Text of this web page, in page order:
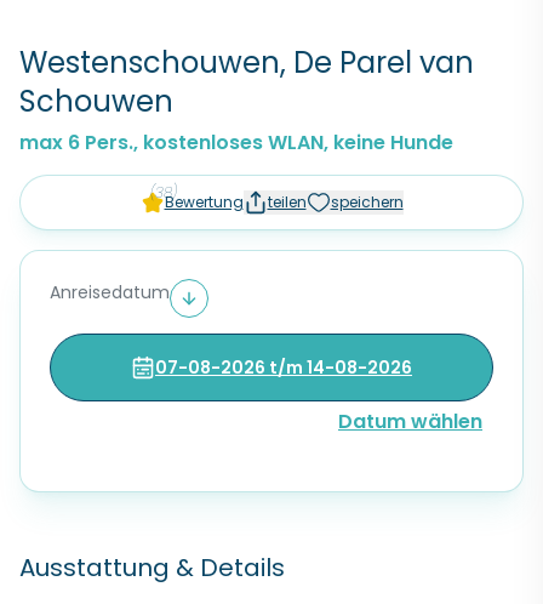
Westenschouwen, De Parel van
Schouwen
max 6 Pers., kostenloses WLAN, keine Hunde
(38)Bewertung teilen speichern
Ausstattung & Details
Anreisedatum
07-08-2026 t/m 14-08-2026
Datum wählen